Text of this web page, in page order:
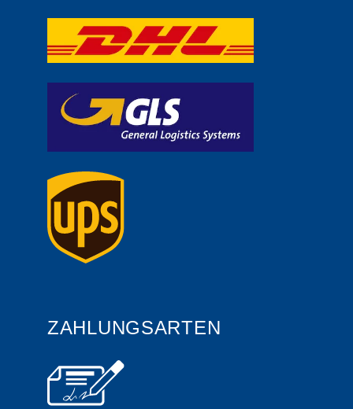
ZAHLUNGSARTEN